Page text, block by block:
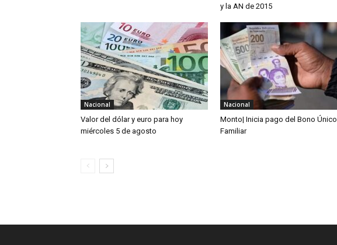
y la AN de 2015
Nacional
Valor del dólar y euro para hoy
miércoles 5 de agosto
Nacional
Monto| Inicia pago del Bono Único
Familiar